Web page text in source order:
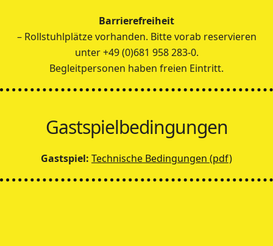
Barrierefreiheit
– Rollstuhlplätze vorhanden. Bitte vorab reservieren
unter +49 (0)681 958 283-0.
Begleitpersonen haben freien Eintritt.
Gastspielbedingungen
Gastspiel: Technische Bedingungen (pdf)